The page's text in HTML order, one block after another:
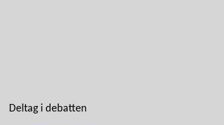
Deltag i debatten